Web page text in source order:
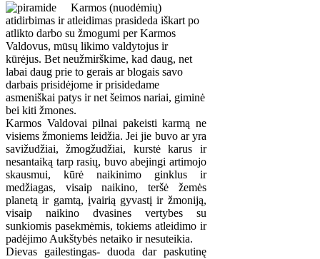
Karmos (nuodėmių)
atidirbimas ir atleidimas prasideda iškart po
atlikto darbo su žmogumi per Karmos
Valdovus, mūsų likimo valdytojus ir
kūrėjus. Bet neužmirškime, kad daug, net
labai daug prie to gerais ar blogais savo
darbais prisidėjome ir prisidedame
asmeniškai patys ir net šeimos nariai, giminė
bei kiti žmones.
Karmos Valdovai pilnai pakeisti karmą ne
visiems žmoniems leidžia. Jei jie buvo ar yra
savižudžiai, žmogžudžiai, kurstė karus ir
nesantaiką tarp rasių, buvo abejingi artimojo
skausmui, kūrė naikinimo ginklus ir
medžiagas, visaip naikino, teršė žemės
planetą ir gamtą, įvairią gyvastį ir žmoniją,
visaip naikino dvasines vertybes su
sunkiomis pasekmėmis, tokiems atleidimo ir
padėjimo Aukštybės netaiko ir nesuteikia.
Dievas gailestingas- duoda dar paskutinę